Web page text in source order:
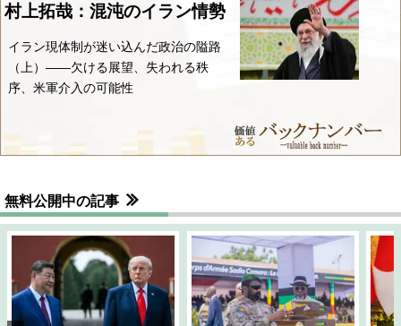
村上拓哉：混沌のイラン情勢
イラン現体制が迷い込んだ政治の隘路
（上）――欠ける展望、失われる秩
序、米軍介入の可能性
無料公開中の記事